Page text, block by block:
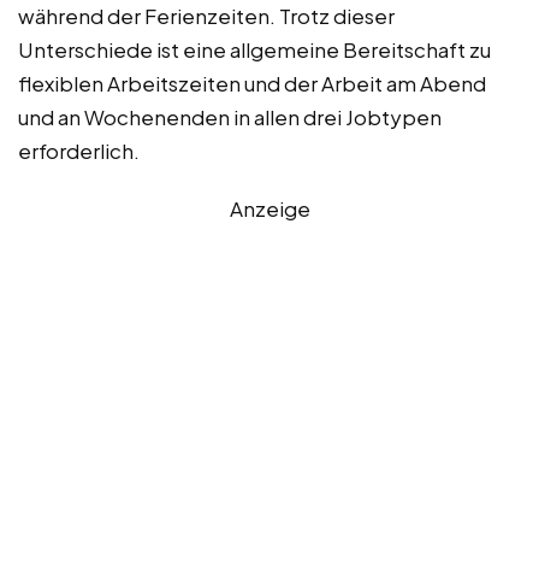
während der Ferienzeiten. Trotz dieser
Unterschiede ist eine allgemeine Bereitschaft zu
flexiblen Arbeitszeiten und der Arbeit am Abend
und an Wochenenden in allen drei Jobtypen
erforderlich.
Anzeige